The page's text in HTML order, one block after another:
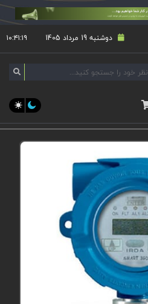
دوشنبه 19 مرداد 1405 ۱۰:۴۱:۱۹